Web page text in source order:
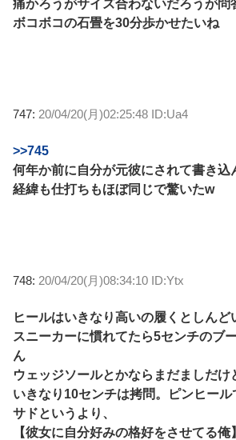
痛かろうがサイズ合わないだろうが問
ボコボコの石畳を30分歩かせたいね
747: 20/04/20(月)02:25:48 ID:Ua4
>>745
何年か前に自分が元彼にされて書き込
経緯も仕打ちもほぼ同じで驚いたw
748: 20/04/20(月)08:34:10 ID:Ytx
ヒールはいきなり高いの履くとしんど
スニーカーに慣れてたら5センチのブ
ん
ウェッジソールとかならまだましだけ
いきなり10センチは拷問。ピンヒー
サドというより、
【彼女に自分好みの格好をさせてる